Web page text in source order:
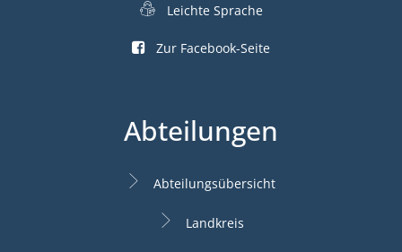
Leichte Sprache
Zur Facebook-Seite
Abteilungen
Abteilungsübersicht
Landkreis